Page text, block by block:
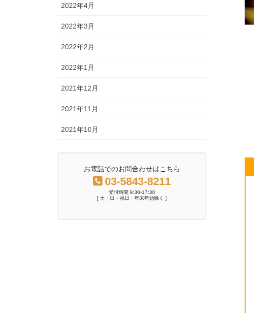
2022年4月
2022年3月
2022年2月
2022年1月
2021年12月
2021年11月
2021年10月
お電話でのお問合わせはこちら
03-5843-8211
受付時間 9:30-17:30
[ 土・日・祝日・年末年始除く ]